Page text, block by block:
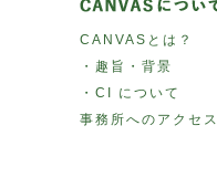
CANVASとは？
・趣旨・背景
・CI について
事務所へのアクセス